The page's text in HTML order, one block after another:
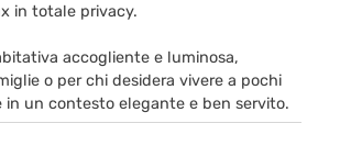
in totale privacy.
accogliente e luminosa,
o per chi desidera vivere a pochi
in un contesto elegante e ben servito.